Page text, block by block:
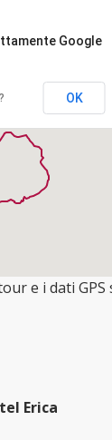
Google
OK
e i dati
Erica